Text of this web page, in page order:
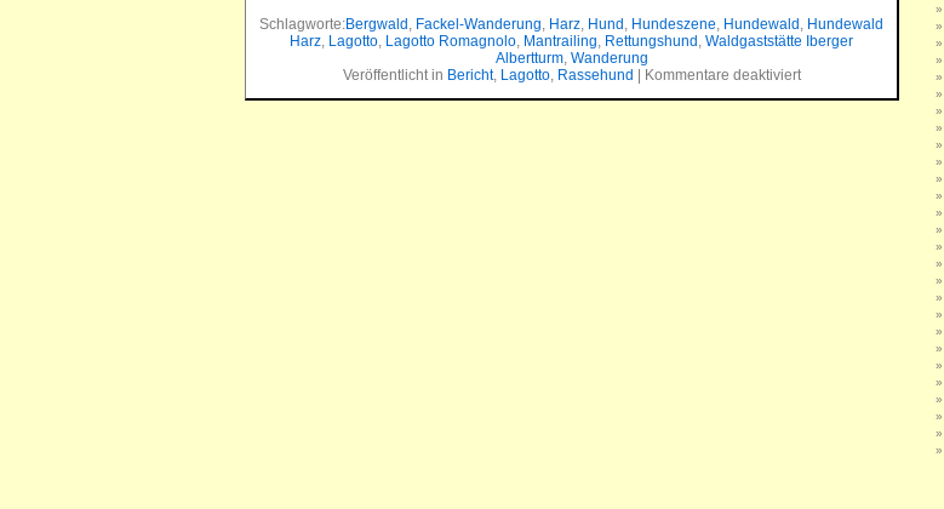
Schlagworte:Bergwald , Fackel-Wanderung, Harz, Hund , Hundeszene, Hundewald , Hundewald
Harz, Lagotto, Lagotto Romagnolo, Mantrailing, Rettungshund , Waldgaststätte Iberger
Albertturm, Wanderung
Veröffentlicht in Bericht, Lagotto, Rassehund Kommentare deaktiviert